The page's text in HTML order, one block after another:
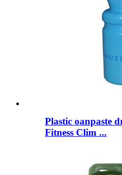
Plastic oanpaste
Fitness Clim ...